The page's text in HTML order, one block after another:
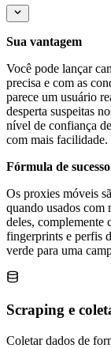
Sua vantagem
Você pode lançar
precisa e com as
parece um usuário
desperta suspeitas
nível de confiança
com mais facilidade.
Fórmula de sucesso
Os proxies móveis
quando usados com
deles, complemente
fingerprints e perfis
verde para uma
Scraping e
Coletar dados de